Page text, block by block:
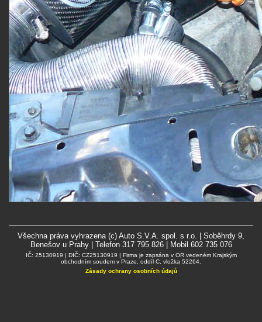
Všechna práva vyhrazena (c) Auto S.V.A. spol. s r.o. | Soběhrdy 9,
Benešov u Prahy | Telefon 317 795 826 | Mobil 602 735 076
IČ: 25130919 | DIČ: CZ25130919 | Firma je zapsána v OR vedeném Krajským
obchodním soudem v Praze, oddíl C, vložka 52264.
Zásady ochrany osobních údajů